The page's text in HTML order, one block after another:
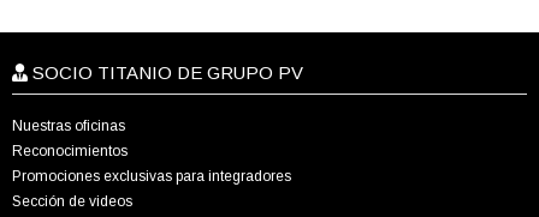
SOCIO TITANIO DE GRUPO PV
Nuestras oficinas
Reconocimientos
Promociones exclusivas para integradores
Sección de videos